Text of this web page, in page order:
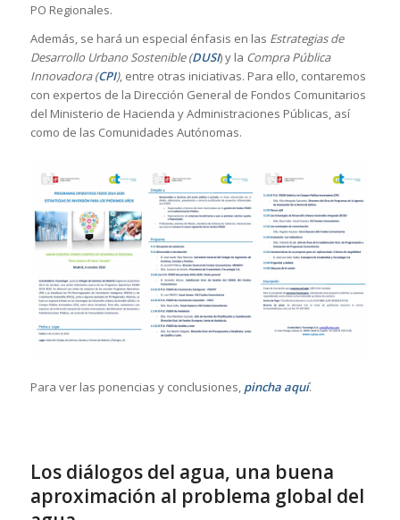
PO Regionales.
Además, se hará un especial énfasis en las Estrategias de
Desarrollo Urbano Sostenible (DUSI) y la Compra Pública
Innovadora (CPI), entre otras iniciativas. Para ello, contaremos
con expertos de la Dirección General de Fondos Comunitarios
del Ministerio de Hacienda y Administraciones Públicas, así
como de las Comunidades Autónomas.
Para ver las ponencias y conclusiones, pincha aquí.
Los diálogos del agua, una buena
aproximación al problema global del